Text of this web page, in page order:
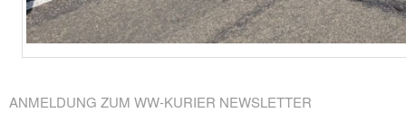
ANMELDUNG ZUM WW-KURIER NEWSLETTER